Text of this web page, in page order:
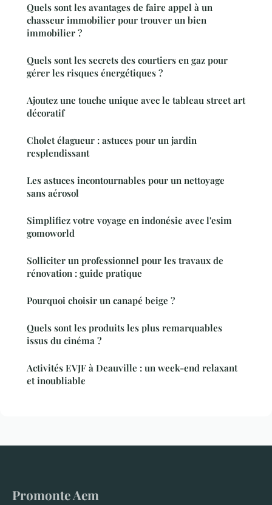
Quels sont les avantages de faire appel à un
chasseur immobilier pour trouver un bien
immobilier ?
Quels sont les secrets des courtiers en gaz pour
gérer les risques énergétiques ?
Ajoutez une touche unique avec le tableau street art
décoratif
Cholet élagueur : astuces pour un jardin
resplendissant
Les astuces incontournables pour un nettoyage
sans aérosol
Simplifiez votre voyage en indonésie avec l'esim
gomoworld
Solliciter un professionnel pour les travaux de
rénovation : guide pratique
Pourquoi choisir un canapé beige ?
Quels sont les produits les plus remarquables
issus du cinéma ?
Activités EVJF à Deauville : un week-end relaxant
et inoubliable
Promonte Aem